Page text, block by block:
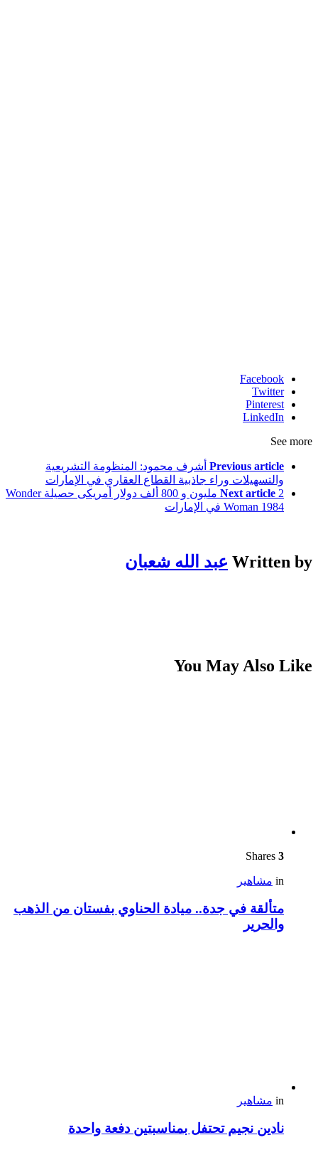
Facebook
Twitter
Pinterest
LinkedIn
See more
Previous article أشرف محمود: المنظومة التشريعية
والتسهيلات وراء جاذبية القطاع العقاري في الإمارات
Next article
2 مليون و 800 ألف دولار أمريكى حصيلة Wonder
Woman 1984 في الإمارات
Written by عبد الله شعبان
You May Also Like
3
in مشاهير
متألقة في جدة.. ميادة الحناوي بفستان من الذهب
والحرير
in مشاهير
نادين نجيم تحتفل بمناسبتين دفعة واحدة